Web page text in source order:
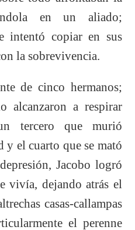
en un aliado;
intentó copiar en sus
la sobrevivencia.
de cinco hermanos;
alcanzaron a respirar
tercero que murió
y el cuarto que se mató
Jacobo logró
vivía, dejando atrás el
casas-callampas
el perenne